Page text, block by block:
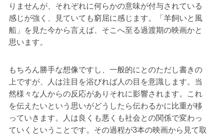
りませんが、それぞれに何らかの意味が付与されている
感じが強く、見ていても窮屈に感じます。「羊飼いと風
船」を見た今から言えば、そこへ至る過渡期の映画かと
思います。
もちろん勝手な想像ですし、一般的にとのただし書きの
上ですが、人は注目を浴びれば人の目を意識します。当
然様々な人からの反応がありそれに影響されます。これ
を伝えたいという思いがどうしたら伝わるかに比重が移
っていきます。人は良くも悪くも社会との関係で変わっ
ていくということです。その過程が3本の映画から見て取